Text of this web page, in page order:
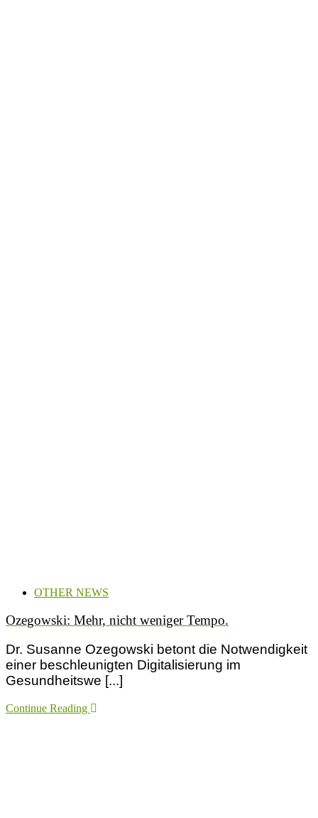
OTHER NEWS
Ozegowski: Mehr, nicht weniger Tempo.
Dr. Susanne Ozegowski betont die Notwendigkeit
einer beschleunigten Digitalisierung im
Gesundheitswe [...]
Continue Reading